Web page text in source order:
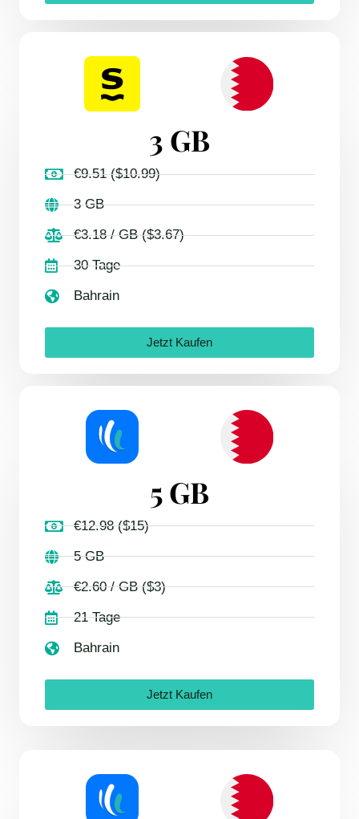
3 GB
€9.51 ($10.99)
3 GB
€3.18 / GB ($3.67)
30 Tage
Bahrain
Jetzt Kaufen
5 GB
€12.98 ($15)
5 GB
€2.60 / GB ($3)
21 Tage
Bahrain
Jetzt Kaufen